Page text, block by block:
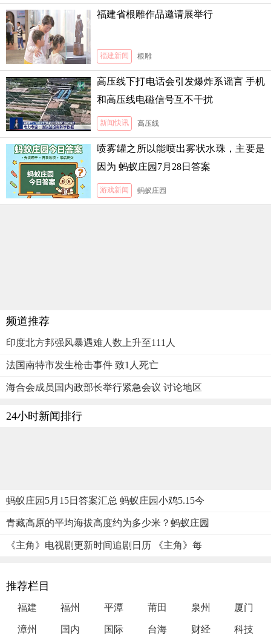
福建省根雕作品邀请展举行
福建新闻 根雕
高压线下打电话会引发爆炸系谣言 手机
和高压线电磁信号互不干扰
新闻快讯 高压线
喷雾罐之所以能喷出雾状水珠，主要是
因为 蚂蚁庄园7月28日答案
游戏新闻 蚂蚁庄园
频道推荐
印度北方邦强风暴遇难人数上升至111人
法国南特市发生枪击事件 致1人死亡
海合会成员国内政部长举行紧急会议 讨论地区
24小时新闻排行
蚂蚁庄园5月15日答案汇总 蚂蚁庄园小鸡5.15今
青藏高原的平均海拔高度约为多少米？蚂蚁庄园
《主角》电视剧更新时间追剧日历 《主角》每
推荐栏目
福建 福州 平潭 莆田 泉州 厦门
漳州 国内 国际 台海 财经 科技